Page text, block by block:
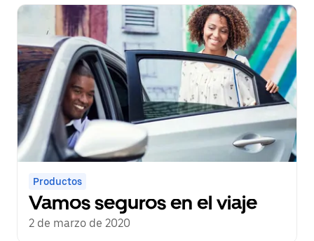
Productos
Vamos seguros en el viaje
2 de marzo de 2020